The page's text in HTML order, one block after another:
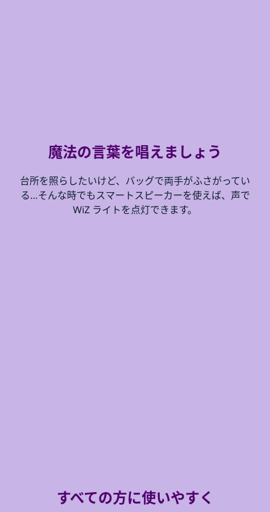
魔法の言葉を唱えましょう
台所を照らしたいけど、バッグで両手がふさがってい
る…そんな時でもスマートスピーカーを使えば、声で
WiZ ライトを点灯できます。
すべての方に使いやすく